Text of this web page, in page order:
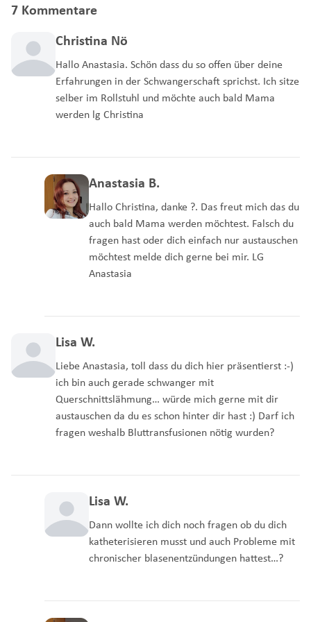
7 Kommentare
Christina Nö
Hallo Anastasia. Schön dass du so offen über deine
Erfahrungen in der Schwangerschaft sprichst. Ich sitze
selber im Rollstuhl und möchte auch bald Mama
werden lg Christina
Anastasia B.
Hallo Christina, danke ?. Das freut mich das du
auch bald Mama werden möchtest. Falsch du
fragen hast oder dich einfach nur austauschen
möchtest melde dich gerne bei mir. LG
Anastasia
Lisa W.
Liebe Anastasia, toll dass du dich hier präsentierst :-)
ich bin auch gerade schwanger mit
Querschnittslähmung… würde mich gerne mit dir
austauschen da du es schon hinter dir hast :) Darf ich
fragen weshalb Bluttransfusionen nötig wurden?
Lisa W.
Dann wollte ich dich noch fragen ob du dich
katheterisieren musst und auch Probleme mit
chronischer blasenentzündungen hattest…?